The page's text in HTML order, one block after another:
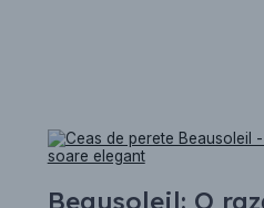
Beausoleil: O